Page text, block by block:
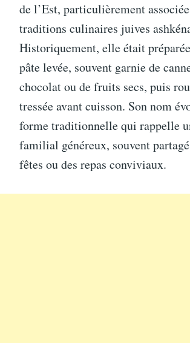
de l’Est, particulièrement
traditions culinaires juives
Historiquement, elle était
pâte levée, souvent garnie de
chocolat ou de fruits secs, puis
tressée avant cuisson. Son nom
forme traditionnelle qui rappelle
familial généreux, souvent
fêtes ou des repas conviviaux.